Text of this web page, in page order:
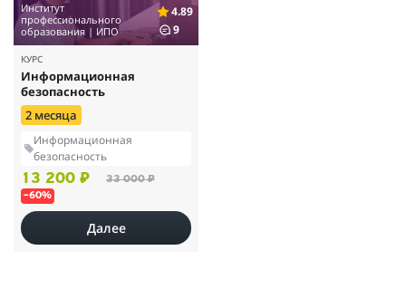
Институт
профессионального
образования | ИПО
4.89
9
КУРС
Информационная
безопасность
2 месяца
Информационная
безопасность
13 200 ₽ 33 000 ₽
–60%
Далее